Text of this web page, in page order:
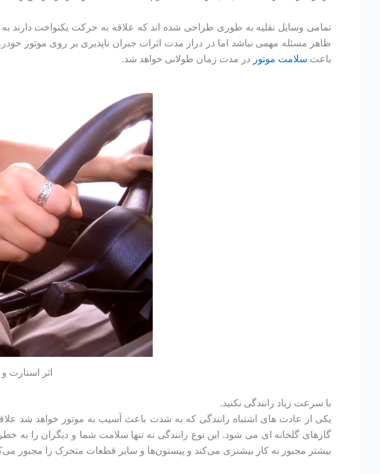
تمامی وسایل نقلیه به طوری طراحی شده اند که علاقه به حرکت یکنواخت دارند
ظاهر مسئله مهمی نباشد اما در دراز مدت اثرات جبران ناپذیری بر روی موتور
باعث سلامت موتور در مدت زمان طولانی خواهد شد.
اثر استارت
با سرعت زیاد رانندگی نکنید.
یکی از عادت های اشتباه رانندگی که به شدت باعث آسیب به موتور خواهد شد
گازهای گلخانه ای می شود. این نوع رانندگی نه تنها سلامت شما و دیگران را به
بیشتر مجبور به کار بیشتری می‌کند و پیستون‌ها و سایر قطعات متحرک را مجبور